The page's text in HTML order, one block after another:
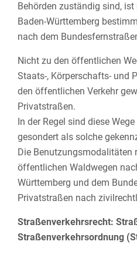
Behörden zuständig sind,
Baden-Württemberg
nach dem
Nicht zu den öffentlichen
Staats-, Körperschafts- und
den öffentlichen Verkehr
Privatstraßen.
In der Regel sind diese
gesondert als solche
Die Benutzungsmodalitäten
öffentlichen Waldwegen
Württemberg und dem
Privatstraßen nach
Straßenverkehrsrecht:
Straßenverkehrsordnung